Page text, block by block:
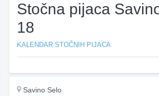
Stočna pijaca
18
KALENDAR STOČNIH PIJACA
Savino Selo